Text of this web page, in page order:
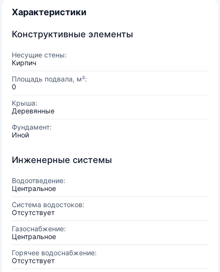
Характеристики
Конструктивные элементы
Несущие стены:
Кирпич
Площадь подвала, м²:
0
Крыша:
Деревянные
Фундамент:
Иной
Инженерные системы
Водоотведение:
Центральное
Система водостоков:
Отсутствует
Газоснабжение:
Центральное
Горячее водоснабжение:
Отсутствует